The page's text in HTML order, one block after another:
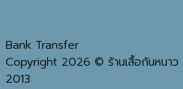
Bank Transfer
Copyright 2026 © ร้านเสื้อกันหนาว
2013